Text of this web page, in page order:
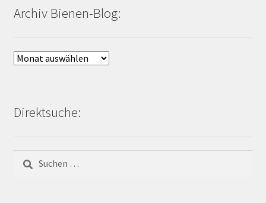
Archiv Bienen-Blog:
Archiv
Direktsuche:
nach: